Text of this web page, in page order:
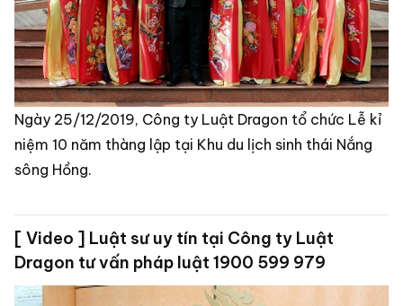
Ngày 25/12/2019, Công ty Luật Dragon tổ chức Lễ kỉ
niệm 10 năm thàng lập tại Khu du lịch sinh thái Nắng
sông Hồng.
[ Video ] Luật sư uy tín tại Công ty Luật
Dragon tư vấn pháp luật 1900 599 979